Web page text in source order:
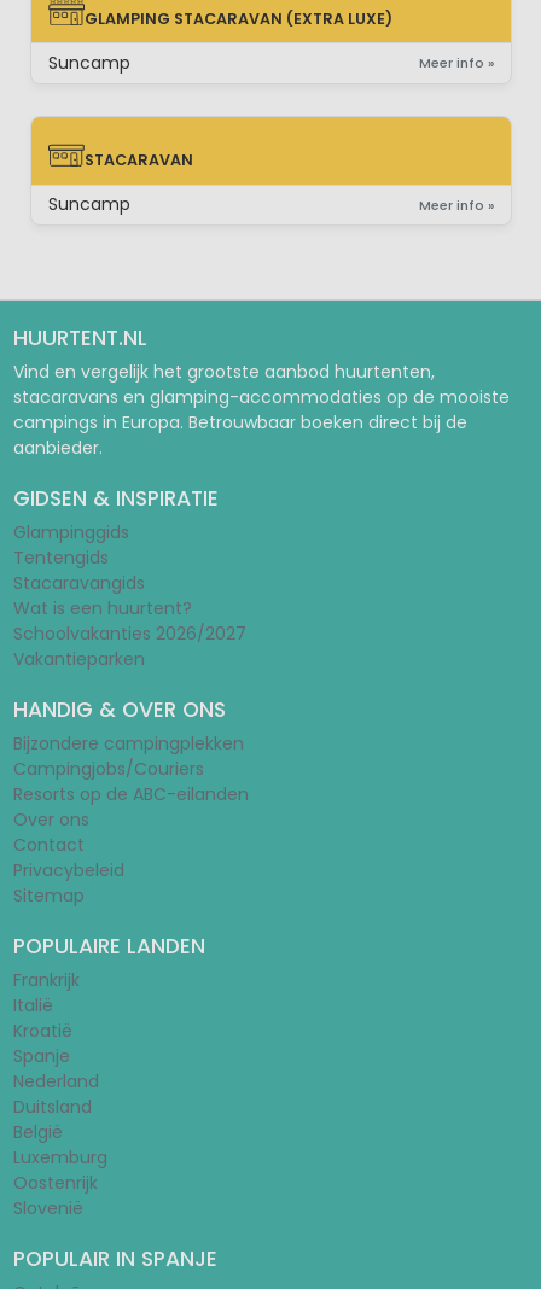
GLAMPING STACARAVAN (EXTRA LUXE)
GLAMPING STACARAVAN (EXTRA LUXE)
Suncamp Meer info »
STACARAVAN
STACARAVAN
Suncamp Meer info »
HUURTENT.NL
Vind en vergelijk het grootste aanbod huurtenten,
stacaravans en glamping-accommodaties op de mooiste
campings in Europa. Betrouwbaar boeken direct bij de
aanbieder.
GIDSEN & INSPIRATIE
Glampinggids
Tentengids
Stacaravangids
Wat is een huurtent?
Schoolvakanties 2026/2027
Vakantieparken
HANDIG & OVER ONS
Bijzondere campingplekken
Campingjobs/Couriers
Resorts op de ABC-eilanden
Over ons
Contact
Privacybeleid
Sitemap
POPULAIRE LANDEN
Frankrijk
Italië
Kroatië
Spanje
Nederland
Duitsland
België
Luxemburg
Oostenrijk
Slovenië
POPULAIR IN SPANJE